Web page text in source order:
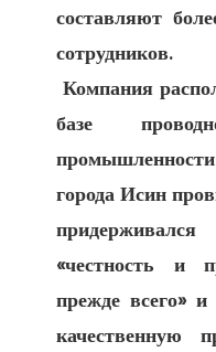
составляют
сотрудников.
Компания расположена на национальной
базе
города Исин
«честность и
прежде всего» и
качественную